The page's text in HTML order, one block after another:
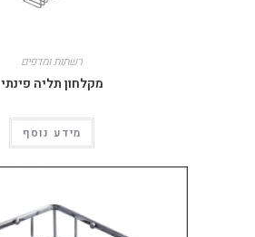
רשתות ומדפים
מקלחון תליה פינתי
מידע נוסף